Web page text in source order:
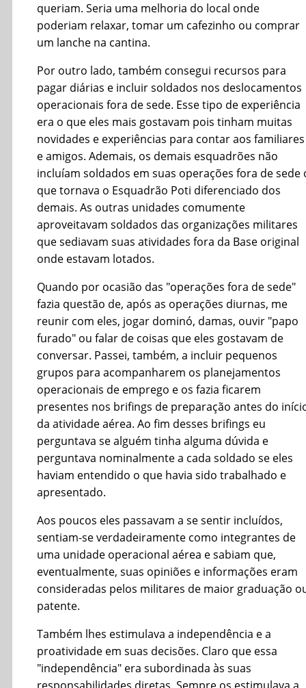
queriam. Seria uma melhoria do local onde
poderiam relaxar, tomar um cafezinho ou comprar
um lanche na cantina.
Por outro lado, também consegui recursos para
pagar diárias e incluir soldados nos deslocamentos
operacionais fora de sede. Esse tipo de experiência
era o que eles mais gostavam pois tinham muitas
novidades e experiências para contar aos familiares
e amigos. Ademais, os demais esquadrões não
incluíam soldados em suas operações fora de sede
que tornava o Esquadrão Poti diferenciado dos
demais. As outras unidades comumente
aproveitavam soldados das organizações militares
que sediavam suas atividades fora da Base original
onde estavam lotados.
Quando por ocasião das "operações fora de sede"
fazia questão de, após as operações diurnas, me
reunir com eles, jogar dominó, damas, ouvir "papo
furado" ou falar de coisas que eles gostavam de
conversar. Passei, também, a incluir pequenos
grupos para acompanharem os planejamentos
operacionais de emprego e os fazia ficarem
presentes nos brifings de preparação antes do
da atividade aérea. Ao fim desses brifings eu
perguntava se alguém tinha alguma dúvida e
perguntava nominalmente a cada soldado se eles
haviam entendido o que havia sido trabalhado e
apresentado.
Aos poucos eles passavam a se sentir incluídos,
sentiam-se verdadeiramente como integrantes de
uma unidade operacional aérea e sabiam que,
eventualmente, suas opiniões e informações eram
consideradas pelos militares de maior graduação
patente.
Também lhes estimulava a independência e a
proatividade em suas decisões. Claro que essa
"independência" era subordinada às suas